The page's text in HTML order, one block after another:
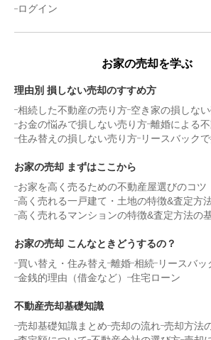
ログイン
お家の売却を学ぶ
理由別 損しない売却のすすめ方
相続した不動産の売り方 空き家の損しな
お金の悩みで損しない売り方 離婚による
住み替えの損しない売り方 リースバック
お家の売却 まずはここから
お家を高く売るための不動産屋選びのコツ
高く売れる一戸建て・土地の特徴&査定方
高く売れるマンションの特徴&査定方法の
お家の売却 こんなときどうするの？
買い替え・住み替え
離婚 相続 リースバッ
金銭的理由（借金など）
住宅ローン
不動産売却基礎知識
売却基礎知識まとめ 売却の流れ 売却方法